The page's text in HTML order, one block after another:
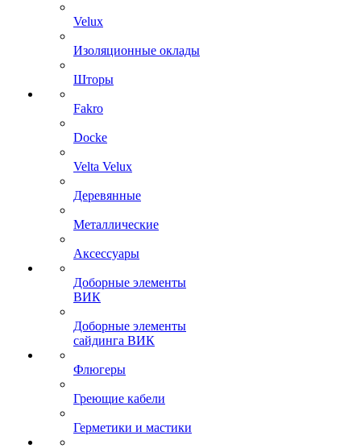
Velux
Изоляционные оклады
Шторы
Fakro
Docke
Velta Velux
Деревянные
Металлические
Аксессуары
Доборные элементы
ВИК
Доборные элементы
сайдинга ВИК
Флюгеры
Греющие кабели
Герметики и мастики